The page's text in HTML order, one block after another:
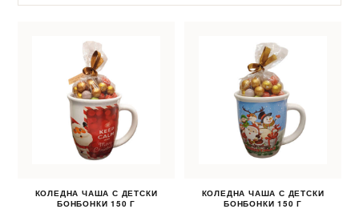
За нас
Клиентско обслужване
Новини
Корпоративни подаръци
КОЛЕДНА ЧАША С ДЕТСКИ
БОНБОНКИ 150 Г
КОЛЕДНА ЧАША С ДЕТСКИ
БОНБОНКИ 150 Г